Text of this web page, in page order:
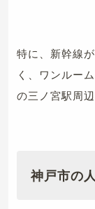
特に、新幹線
く、ワンルー
の三ノ宮駅周
神戸市の